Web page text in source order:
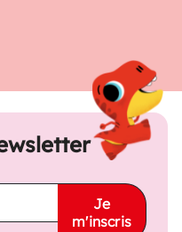
Je
m'inscris